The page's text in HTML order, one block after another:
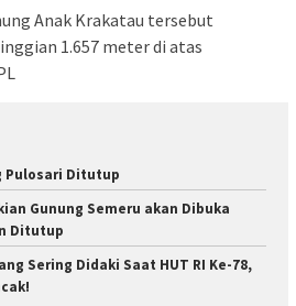
Anak Krakatau tersebut
1.657 meter di atas
Pulosari Ditutup
Gunung Semeru akan Dibuka
Ditutup
Sering Didaki Saat HUT RI Ke-78,